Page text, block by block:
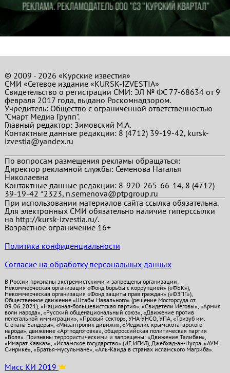
© 2009 - 2026 «Курские известия»
СМИ «Сетевое издание «KURSK-IZVESTIA»
Свидетельство о регистрации СМИ: ЭЛ № ФС 77-68634 от 9
февраля 2017 года, выдано Роскомнадзором.
Учредитель: Общество с ограниченной ответственностью
"Смарт Медиа Групп".
Главный редактор:Зимовский М.А.
Контактные данные редакции: 8 (4712) 39-19-42, kursk-
izvestia@yandex.ru
По вопросам размещения рекламы обращаться:
Директор рекламной службы: Семенова Наталья
Николаевна
Контактные данные редакции: 8-920-265-66-14, 8 (4712)
39-19-42 *2323, n.semenova@ptpgroup.ru
При использовании материалов сайта ссылка обязательна.
Для электронных СМИ обязательно наличие гиперссылки
на http://kursk-izvestia.ru/.
Возрастное ограничение 16+
Политика конфиденциальности
Согласие на обработку персональных данных
В России признаны экстремистскими и запрещены организации:
Некоммерческая организация «Фонд борьбы с коррупцией» («ФБК»),
Некоммерческая организация «Фонд защиты прав граждан» («ФЗПГ»),
Общественное движение «Штабы Навального» (решение Мосгорсуда от
09.06.2021), «Национал-большевистская партия», «Свидетели Иеговы», «Армия
воли народа», «Русский общенациональный союз», «Движение против
нелегальной иммиграции», «Правый сектор», УНА-УНСО, УПА, «Тризуб им.
Степана Бандеры», «Мизантропик дивижн», «Меджлис крымскотатарского
народа», движение «Артподготовка», общероссийская политическая партия
«Воля». Признаны террористическими и запрещены: «Движение Талибан»,
«Имарат Кавказ», «Исламское государство» (ИГ, ИГИЛ), Джебхад-ан-Нусра, «АУМ
Синрике», «Братья-мусульмане», «Аль-Каида в странах исламского Магриба».
Мисс КИ 2019